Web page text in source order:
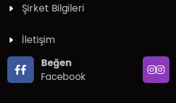
Şirket Bilgileri
İletişim
Beğen
Facebook